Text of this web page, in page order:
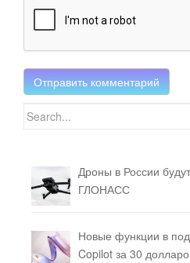
Search for:
Дроны в России
ГЛОНАСС
Новые функции в
Copilot за 30